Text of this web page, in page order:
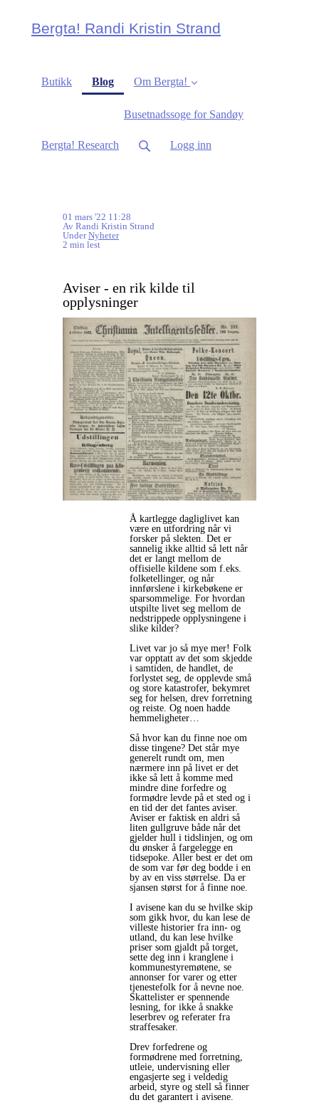
Bergta! Randi Kristin Strand
Butikk Blog(current)Om Bergta!
Busetnadssoge for Sandøy
Bergta! Research Logg inn
01 mars '22 11:28
Av Randi Kristin Strand
UnderNyheter
2 min lest
Aviser - en rik kilde til
opplysninger
Å kartlegge dagliglivet kan
være en utfordring når vi
forsker på slekten. Det er
sannelig ikke alltid så lett når
det er langt mellom de
offisielle kildene som f.eks.
folketellinger, og når
innførslene i kirkebøkene er
sparsommelige. For hvordan
utspilte livet seg mellom de
nedstrippede opplysningene i
slike kilder?
Livet var jo så mye mer! Folk
var opptatt av det som skjedde
i samtiden, de handlet, de
forlystet seg, de opplevde små
og store katastrofer, bekymret
seg for helsen, drev forretning
og reiste. Og noen hadde
hemmeligheter…
Så hvor kan du finne noe om
disse tingene? Det står mye
generelt rundt om, men
nærmere inn på livet er det
ikke så lett å komme med
mindre dine forfedre og
formødre levde på et sted og i
en tid der det fantes aviser.
Aviser er faktisk en aldri så
liten gullgruve både når det
gjelder hull i tidslinjen, og om
du ønsker å fargelegge en
tidsepoke. Aller best er det om
de som var før deg bodde i en
by av en viss størrelse. Da er
sjansen størst for å finne noe.
I avisene kan du se hvilke skip
som gikk hvor, du kan lese de
villeste historier fra inn- og
utland, du kan lese hvilke
priser som gjaldt på torget,
sette deg inn i kranglene i
kommunestyremøtene, se
annonser for varer og etter
tjenestefolk for å nevne noe.
Skattelister er spennende
lesning, for ikke å snakke
leserbrev og referater fra
straffesaker.
Drev forfedrene og
formødrene med forretning,
utleie, undervisning eller
engasjerte seg i veldedig
arbeid, styre og stell så finner
du det garantert i avisene.